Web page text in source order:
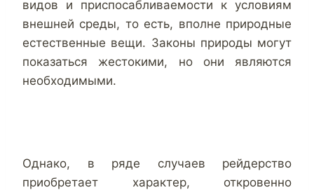
видов и приспосабливаемости к условиям
внешней среды, то есть, вполне природные
естественные вещи. Законы природы могут
показаться жестокими, но они являются
необходимыми.
Однако, в ряде случаев рейдерство
приобретает характер, откровенно